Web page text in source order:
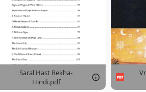
Saral Hast Rekha-
Hindi.pdf